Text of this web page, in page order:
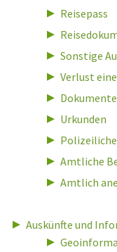
Reisepass
Sonstige
Verlust
Dokumente
Urkunden
Amtliche
Amtlich
Auskünfte und